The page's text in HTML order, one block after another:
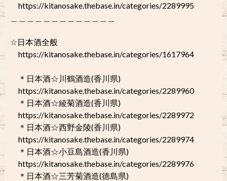
https://kitanosake.thebase.in/categories/2289995
☆日本酒全般
https://kitanosake.thebase.in/categories/1617964
＊日本酒☆川鶴酒造(香川県)
https://kitanosake.thebase.in/categories/2289960
＊日本酒☆綾菊酒造(香川県)
https://kitanosake.thebase.in/categories/2289972
＊日本酒☆西野金陵(香川県)
https://kitanosake.thebase.in/categories/2289974
＊日本酒☆小豆島酒造(香川県)
https://kitanosake.thebase.in/categories/2289976
＊日本酒☆三芳菊酒造(徳島県)